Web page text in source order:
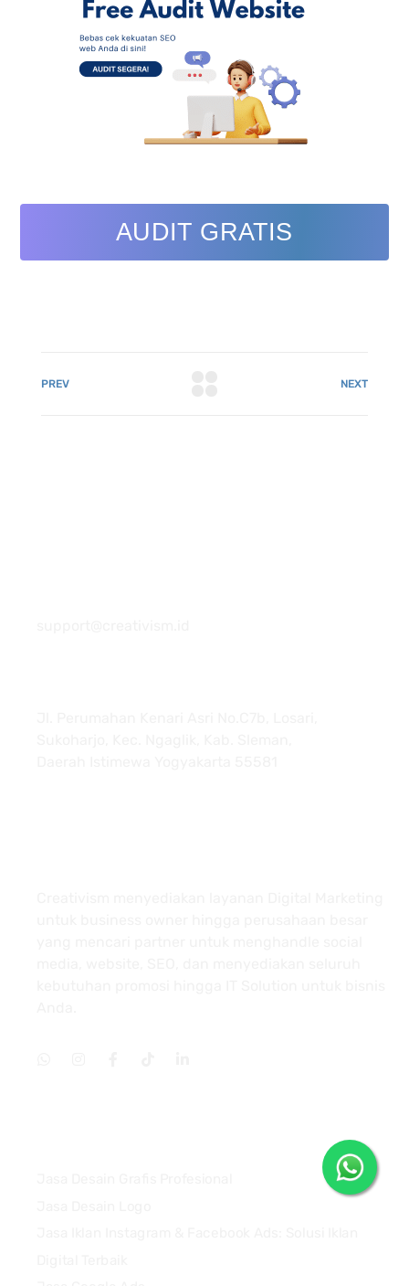
AUDIT GRATIS
PREV NEXT